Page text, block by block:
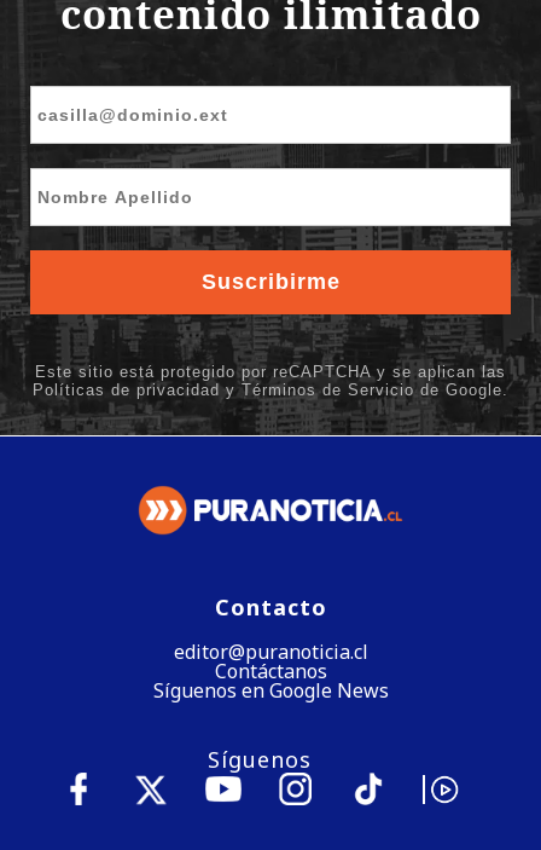
Contacto
editor@puranoticia.cl
Contáctanos
Síguenos en Google News
Síguenos